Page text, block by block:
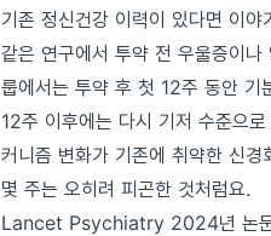
기존 정신건강 이력이 있다면 이야
같은 연구에서 투약 전 우울증이
룹에서는 투약 후 첫 12주 동안
12주 이후에는 다시 기저 수준으
커니즘 변화가 기존에 취약한 신
몇 주는 오히려 피곤한 것처럼요.
Lancet Psychiatry 2024년 논문